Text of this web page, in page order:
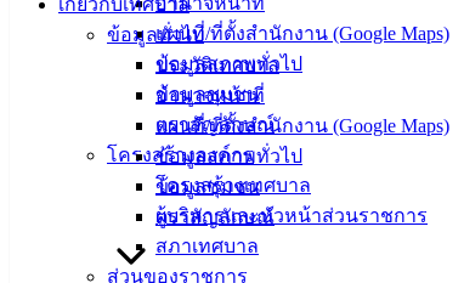
แผนที่/ที่ตั้งสำนักงาน (Google Maps)
ข้อมูลสภาพทั่วไป
ข้อมูลชุมชน
ตราสัญลักษณ์
โครงสร้างองค์กร
โครงสร้างเทศบาล
ผู้บริหารและหัวหน้าส่วนราชการ
สภาเทศบาล
ส่วนของราชการ
เกี่ยวกับเทศบาล
ข้อมูลทั่วไป
ประวัติเทศบาล
อำนาจหน้าที่
แผนที่/ที่ตั้งสำนักงาน (Google Maps)
ข้อมูลสภาพทั่วไป
ข้อมูลชุมชน
ตราสัญลักษณ์
กิจกรรมแลกเปลี่ยนความรู้การดูแลสุขภาพ และการดู
สิงหาคม 2567 ซึ่งเตรียมกิจกรรมเสริมทักษะที่น่าสนใ
กับผู้สูงอายุ การลดภาวะโลกร้อนจากชุมชน การใช้เ
เทศบาลเมืองอ่างศิลา